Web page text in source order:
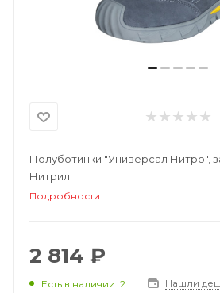
Полуботинки "Универсал Нитро",
Нитрил
Подробности
2 814 ₽
Есть в наличии: 2 Нашли